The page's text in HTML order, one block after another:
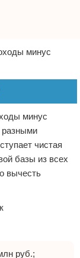
минус
разными
чистая
базы из всех
вычесть
руб.;